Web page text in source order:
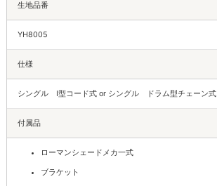
生地品番
YH8005
仕様
シングル I型コード式 or シングル ドラム型チェーン式
付属品
ローマンシェードメカ一式
ブラケット